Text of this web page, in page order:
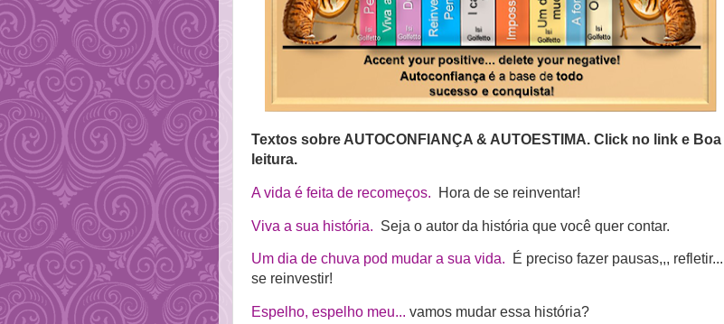
Textos sobre AUTOCONFIANÇA & AUTOESTIMA. Click no link e Boa
leitura.
A vida é feita de recomeços. Hora de se reinventar!
Viva a sua história. Seja o autor da história que você quer contar.
Um dia de chuva pod mudar a sua vida. É preciso fazer pausas,,, refletir...
se reinvestir!
Espelho, espelho meu... vamos mudar essa história?